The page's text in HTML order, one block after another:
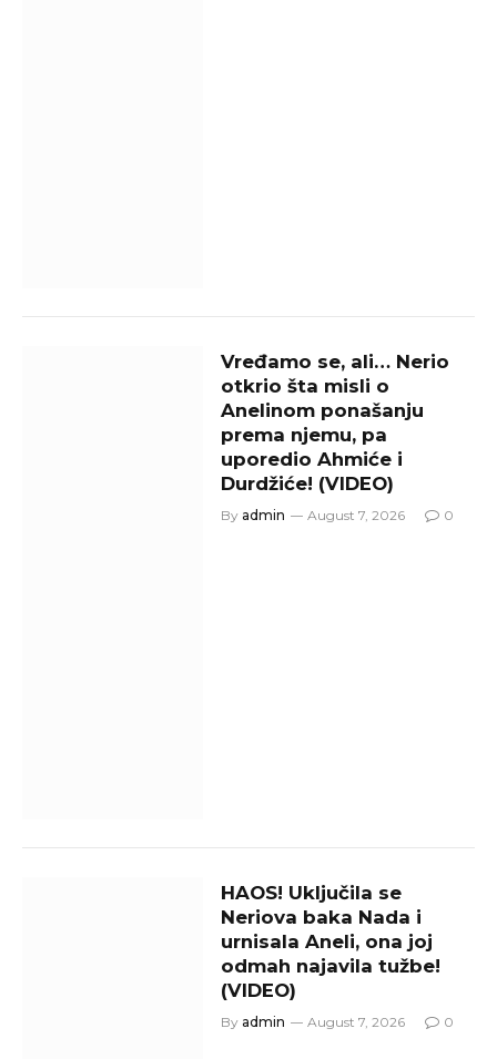
Vređamo se, ali… Nerio
otkrio šta misli o
Anelinom ponašanju
prema njemu, pa
uporedio Ahmiće i
Durdžiće! (VIDEO)
By admin August 7, 2026 0
HAOS! Uključila se
Neriova baka Nada i
urnisala Aneli, ona joj
odmah najavila tužbe!
(VIDEO)
By admin August 7, 2026 0